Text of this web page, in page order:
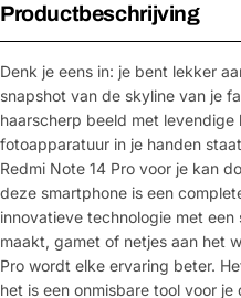
Productbeschrijving
Denk je eens in: je bent lekker
snapshot van de skyline van je
haarscherp beeld met
fotoapparatuur in je handen
Redmi Note 14 Pro voor je kan
deze smartphone is een
innovatieve technologie met een
maakt, gamet of netjes aan het
Pro wordt elke ervaring beter.
het is een onmisbare tool voor je